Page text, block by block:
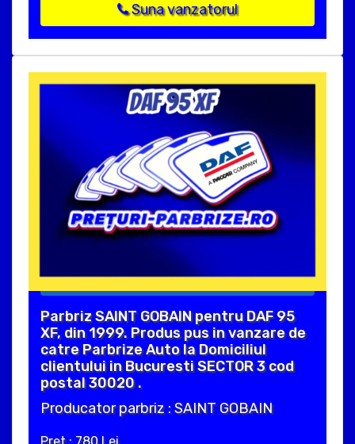
Suna vanzatorul
Parbriz SAINT GOBAIN pentru DAF 95
XF, din 1999. Produs pus in vanzare de
catre Parbrize Auto la Domiciliul
clientului in Bucuresti SECTOR 3 cod
postal 30020 .
Producator parbriz : SAINT GOBAIN